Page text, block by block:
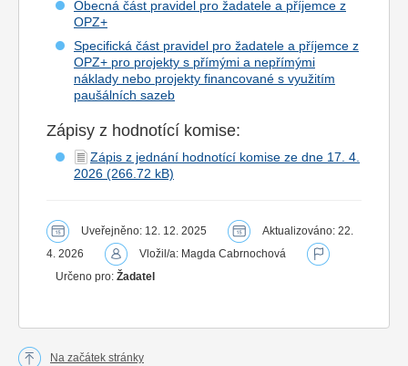
Obecná část pravidel pro žadatele a příjemce z
OPZ+
Specifická část pravidel pro žadatele a příjemce z
OPZ+ pro projekty s přímými a nepřímými
náklady nebo projekty financované s využitím
paušálních sazeb
Zápisy z hodnotící komise:
Zápis z jednání hodnotící komise ze dne 17. 4.
2026
Uveřejněno: 12. 12. 2025
Aktualizováno: 22.
4. 2026
Vložil/a: Magda Cabrnochová
Určeno pro: Žadatel
Na začátek stránky